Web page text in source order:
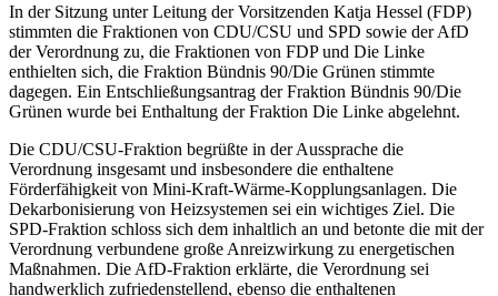
In der Sitzung unter Leitung der Vorsitzenden Katja Hessel (FDP)
stimmten die Fraktionen von CDU/CSU und SPD sowie der AfD
der Verordnung zu, die Fraktionen von FDP und Die Linke
enthielten sich, die Fraktion Bündnis 90/Die Grünen stimmte
dagegen. Ein Entschließungsantrag der Fraktion Bündnis 90/Die
Grünen wurde bei Enthaltung der Fraktion Die Linke abgelehnt.
Die CDU/CSU-Fraktion begrüßte in der Aussprache die
Verordnung insgesamt und insbesondere die enthaltene
Förderfähigkeit von Mini-Kraft-Wärme-Kopplungsanlagen. Die
Dekarbonisierung von Heizsystemen sei ein wichtiges Ziel. Die
SPD-Fraktion schloss sich dem inhaltlich an und betonte die mit der
Verordnung verbundene große Anreizwirkung zu energetischen
Maßnahmen. Die AfD-Fraktion erklärte, die Verordnung sei
handwerklich zufriedenstellend, ebenso die enthaltenen